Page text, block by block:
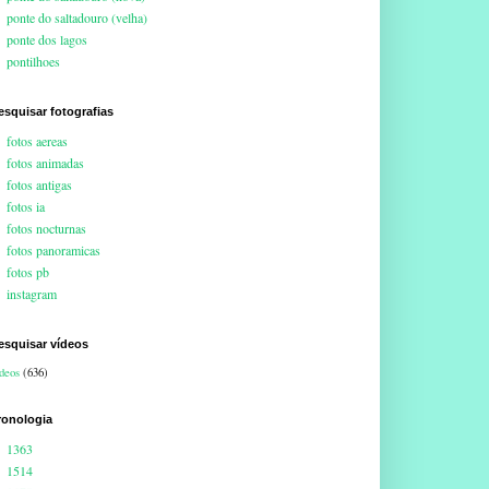
ponte do saltadouro (velha)
ponte dos lagos
pontilhoes
fotografias
fotos aereas
fotos animadas
fotos antigas
fotos ia
fotos nocturnas
fotos panoramicas
fotos pb
instagram
vídeos
(636)
1363
1514